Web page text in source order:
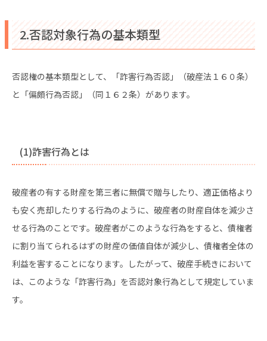
2.否認対象行為の基本類型
否認権の基本類型として、「詐害行為否認」（破産法１６０条）
と「偏頗行為否認」（同１６２条）があります。
(1)詐害行為とは
破産者の有する財産を第三者に無償で贈与したり、適正価格より
も安く売却したりする行為のように、破産者の財産自体を減少さ
せる行為のことです。破産者がこのような行為をすると、債権者
に割り当てられるはずの財産の価値自体が減少し、債権者全体の
利益を害することになります。したがって、破産手続きにおいて
は、このような「詐害行為」を否認対象行為として規定していま
す。